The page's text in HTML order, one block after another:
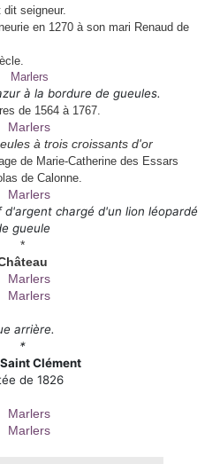
dit seigneur.
en 1270 à son mari Renaud de
à la bordure de gueules.
de 1564 à 1767.
à trois croissants d'or
de Marie-Catherine des Essars
de Calonne.
d'argent chargé d'un lion léopardé
gueule
*
arrière.
*
Clément
de 1826